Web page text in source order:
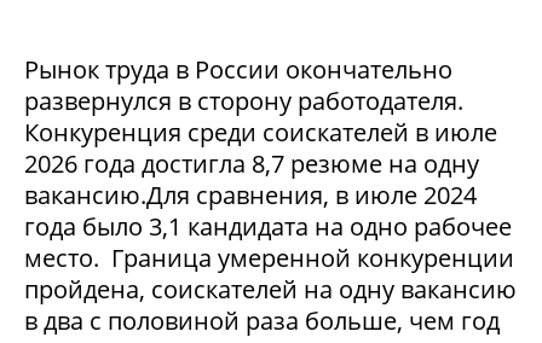
Рынок труда в России окончательно
развернулся в сторону работодателя.
Конкуренция среди соискателей в июле
2026 года достигла 8,7 резюме на одну
вакансию.Для сравнения, в июле 2024
года было 3,1 кандидата на одно рабочее
место. Граница умеренной конкуренции
пройдена, соискателей на одну вакансию
в два с половиной раза больше, чем год